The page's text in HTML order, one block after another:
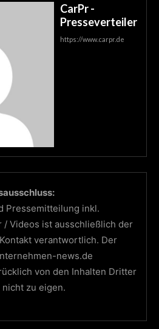
CarPr -
Presseverteiler
https://www.carpr.de
Pressemitteilung inkl.
/ Videos ist ausschließlich der
verantwortlich. Der
news.de
von den Inhalten Dritter
zu eigen.